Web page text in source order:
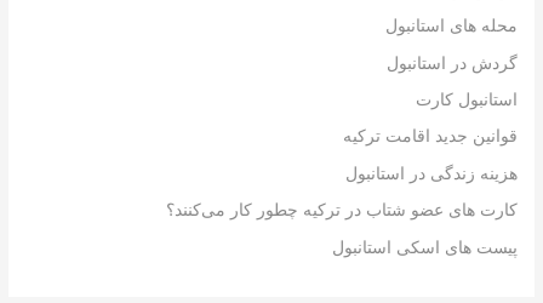
محله های استانبول
گردش در استانبول
استانبول کارت
قوانین جدید اقامت ترکیه
هزینه زندگی در استانبول
کارت های عضو شتاب در ترکیه چطور کار می‌کنند؟
پیست های اسکی استانبول